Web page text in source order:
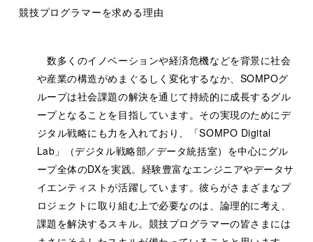
競技プログラマーを求める理由
数多くのイノベーションや経済危機などを背景に社会
や産業の構造がめまぐるしく変化するなか、SOMPOグ
ループは社会課題の解決を通じて持続的に成長するグル
ープとなることを目指しています。その実現のためにデ
ジタル戦略にも力を入れており、「SOMPO Digital
Lab」（デジタル戦略部／データ統括室）を中心にグル
ープ全体のDXを実践。経験豊富なエンジニアやデータサ
イエンティストが活躍しています。彼らがさまざまなプ
ロジェクトに取り組む上で必要なのは、論理的に考え、
課題を解決するスキル。競技プログラマーの皆さまには